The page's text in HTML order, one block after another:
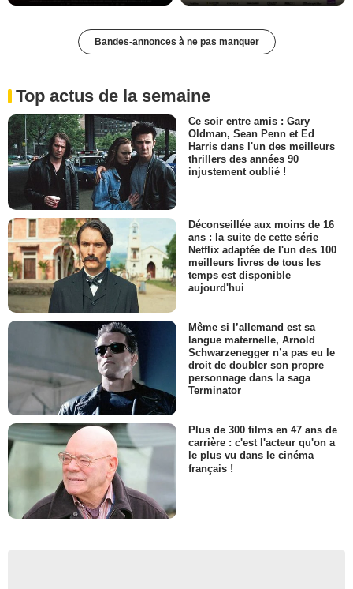
Bandes-annonces à ne pas manquer
Top actus de la semaine
Ce soir entre amis : Gary
Oldman, Sean Penn et Ed
Harris dans l'un des meilleurs
thrillers des années 90
injustement oublié !
Déconseillée aux moins de 16
ans : la suite de cette série
Netflix adaptée de l'un des 100
meilleurs livres de tous les
temps est disponible
aujourd'hui
Même si l’allemand est sa
langue maternelle, Arnold
Schwarzenegger n’a pas eu le
droit de doubler son propre
personnage dans la saga
Terminator
Plus de 300 films en 47 ans de
carrière : c'est l'acteur qu'on a
le plus vu dans le cinéma
français !